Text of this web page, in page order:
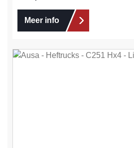
Meer info